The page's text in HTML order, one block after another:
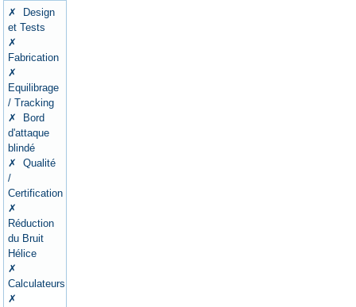
✗ Design
et Tests
✗
Fabrication
✗
Equilibrage
/ Tracking
✗ Bord
d'attaque
blindé
✗ Qualité
/
Certification
✗
Réduction
du Bruit
Hélice
✗
Calculateurs
✗